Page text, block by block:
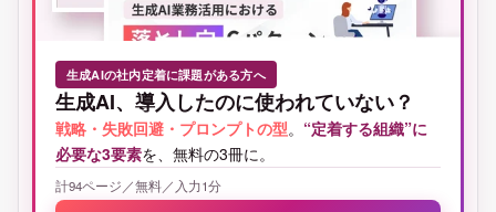
生成AIの社内定着に課題がある方へ
生成AI、導入したのに使われていない？
戦略・失敗回避・プロンプトの型。 “定着する組織”に
必要な3要素を、無料の3冊に。
計94ページ／無料／入力1分